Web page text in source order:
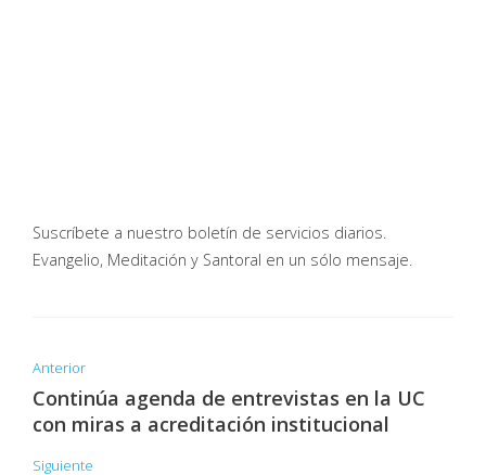
Suscríbete a nuestro boletín de servicios diarios.
Evangelio, Meditación y Santoral en un sólo mensaje.
Anterior
Continúa agenda de entrevistas en la UC
con miras a acreditación institucional
Siguiente